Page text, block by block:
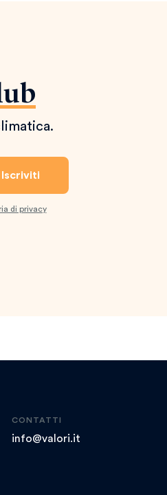
di privacy
CONTATTI
info@valori.it